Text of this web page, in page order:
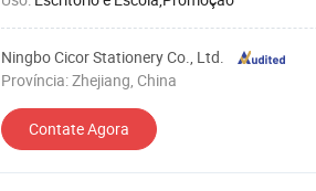
Ningbo Cicor Stationery Co., Ltd.
Província: Zhejiang, China
Contate Agora